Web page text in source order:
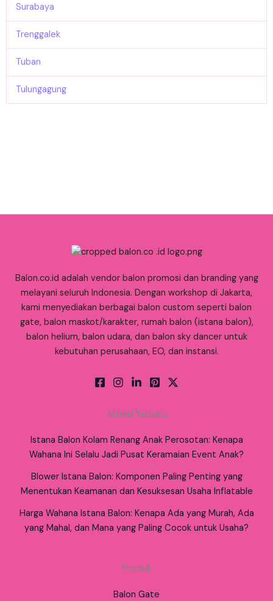
Surabaya
Trenggalek
Tuban
Tulungagung
Balon.co.id adalah vendor balon promosi dan branding yang
melayani seluruh Indonesia. Dengan workshop di Jakarta,
kami menyediakan berbagai balon custom seperti balon
gate, balon maskot/karakter, rumah balon (istana balon),
balon helium, balon udara, dan balon sky dancer untuk
kebutuhan perusahaan, EO, dan instansi.
Artikel Terbaru
Istana Balon Kolam Renang Anak Perosotan: Kenapa
Wahana Ini Selalu Jadi Pusat Keramaian Event Anak?
Blower Istana Balon: Komponen Paling Penting yang
Menentukan Keamanan dan Kesuksesan Usaha Inflatable
Harga Wahana Istana Balon: Kenapa Ada yang Murah, Ada
yang Mahal, dan Mana yang Paling Cocok untuk Usaha?
Produk
Balon Gate